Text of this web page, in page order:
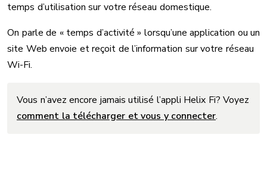
temps d’utilisation sur votre réseau domestique.
On parle de « temps d’activité » lorsqu’une application ou un
site Web envoie et reçoit de l’information sur votre réseau
Wi-Fi.
Vous n’avez encore jamais utilisé l’appli Helix Fi? Voyez
comment la télécharger et vous y connecter.